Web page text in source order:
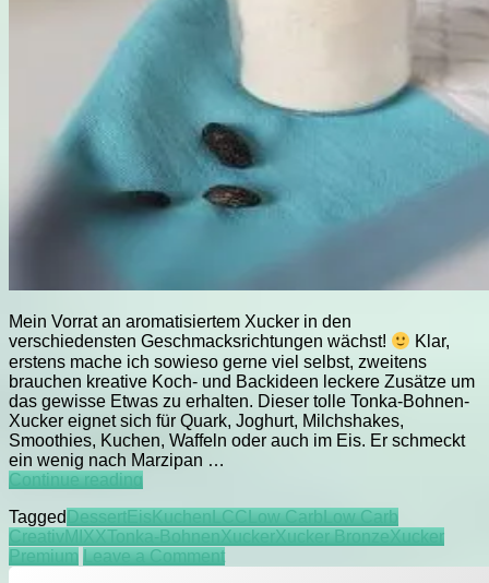
Mein Vorrat an aromatisiertem Xucker in den
verschiedensten Geschmacksrichtungen wächst!
Klar,
erstens mache ich sowieso gerne viel selbst, zweitens
brauchen kreative Koch- und Backideen leckere Zusätze um
das gewisse Etwas zu erhalten. Dieser tolle Tonka-Bohnen-
Xucker eignet sich für Quark, Joghurt, Milchshakes,
Smoothies, Kuchen, Waffeln oder auch im Eis. Er schmeckt
ein wenig nach Marzipan …
Continue readingLCC
Bohnen-
Xucker
TaggedDessertEisKuchenLCCLow CarbLow Carb
CreativMIXXTonka-BohnenXuckerXucker BronzeXucker
Premium Leave a Commenton